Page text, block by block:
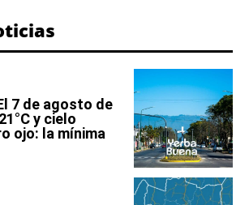
7 de agosto de
y cielo
ojo: la mínima